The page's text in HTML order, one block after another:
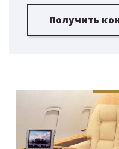
Получить